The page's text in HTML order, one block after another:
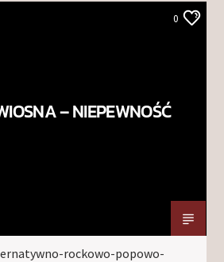
0
– NIEPEWNOŚĆ
rockowo-popowo-